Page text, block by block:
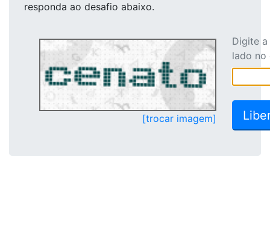
responda ao desafio abaixo.
[trocar imagem]
Digite
lado no